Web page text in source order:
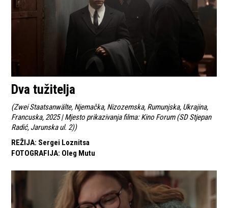
Dva tužitelja
(Zwei Staatsanwälte, Njemačka, Nizozemska, Rumunjska, Ukrajina,
Francuska, 2025 | Mjesto prikazivanja filma: Kino Forum (SD Stjepan
Radić, Jarunska ul. 2))
REŽIJA: Sergei Loznitsa
FOTOGRAFIJA: Oleg Mutu